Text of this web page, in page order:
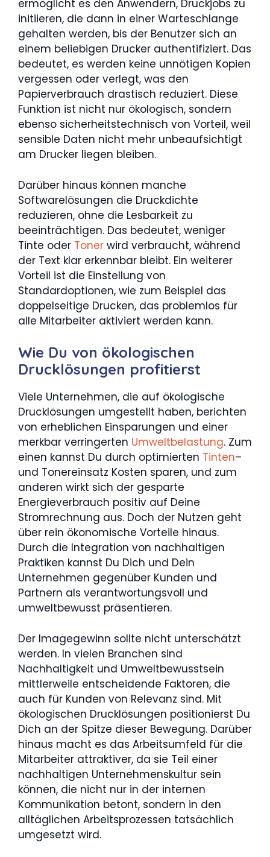
ermöglicht es den Anwendern, Druckjobs zu
initiieren, die dann in einer Warteschlange
gehalten werden, bis der Benutzer sich an
einem beliebigen Drucker authentifiziert. Das
bedeutet, es werden keine unnötigen Kopien
vergessen oder verlegt, was den
Papierverbrauch drastisch reduziert. Diese
Funktion ist nicht nur ökologisch, sondern
ebenso sicherheitstechnisch von Vorteil, weil
sensible Daten nicht mehr unbeaufsichtigt
am Drucker liegen bleiben.
Darüber hinaus können manche
Softwarelösungen die Druckdichte
reduzieren, ohne die Lesbarkeit zu
beeinträchtigen. Das bedeutet, weniger
Tinte oder Toner wird verbraucht, während
der Text klar erkennbar bleibt. Ein weiterer
Vorteil ist die Einstellung von
Standardoptionen, wie zum Beispiel das
doppelseitige Drucken, das problemlos für
alle Mitarbeiter aktiviert werden kann.
Wie Du von ökologischen
Drucklösungen profitierst
Viele Unternehmen, die auf ökologische
Drucklösungen umgestellt haben, berichten
von erheblichen Einsparungen und einer
merkbar verringerten Umweltbelastung. Zum
einen kannst Du durch optimierten Tinten–
und Tonereinsatz Kosten sparen, und zum
anderen wirkt sich der gesparte
Energieverbrauch positiv auf Deine
Stromrechnung aus. Doch der Nutzen geht
über rein ökonomische Vorteile hinaus.
Durch die Integration von nachhaltigen
Praktiken kannst Du Dich und Dein
Unternehmen gegenüber Kunden und
Partnern als verantwortungsvoll und
umweltbewusst präsentieren.
Der Imagegewinn sollte nicht unterschätzt
werden. In vielen Branchen sind
Nachhaltigkeit und Umweltbewusstsein
mittlerweile entscheidende Faktoren, die
auch für Kunden von Relevanz sind. Mit
ökologischen Drucklösungen positionierst Du
Dich an der Spitze dieser Bewegung. Darüber
hinaus macht es das Arbeitsumfeld für die
Mitarbeiter attraktiver, da sie Teil einer
nachhaltigen Unternehmenskultur sein
können, die nicht nur in der internen
Kommunikation betont, sondern in den
alltäglichen Arbeitsprozessen tatsächlich
umgesetzt wird.